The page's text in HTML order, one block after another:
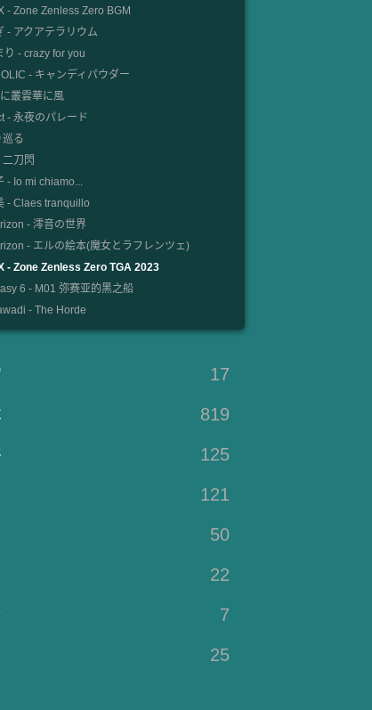
- Zone Zenless Zero BGM
- アクアテラリウム
り - crazy for you
- キャンディパウダー
叢雲華に風
- 永夜のパレード
巡る
刀閃
- Io mi chiamo...
- Claes tranquillo
- 澪音の世界
- エルの絵本(魔女とラフレンツェ)
- Zone Zenless Zero TGA 2023
6 - M01 弥赛亚的黑之船
- The Horde
17
819
125
121
50
22
7
25